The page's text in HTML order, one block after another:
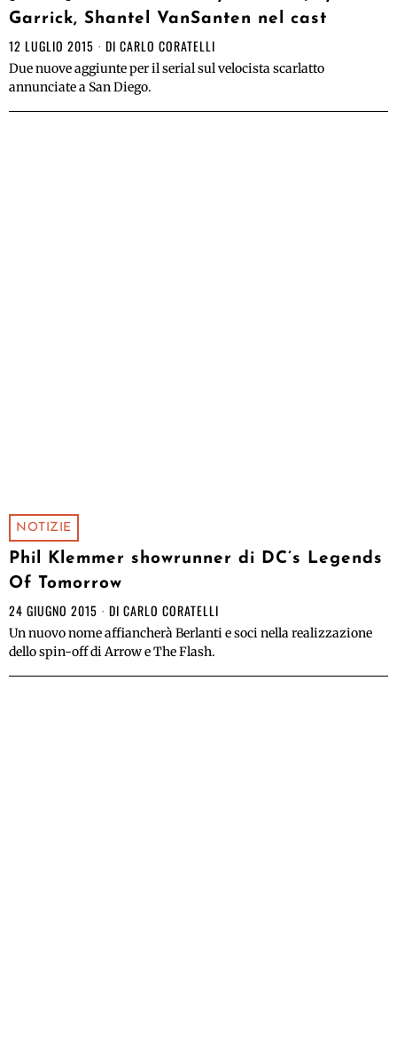
Garrick, Shantel VanSanten nel cast
12 LUGLIO 2015 DI CARLO CORATELLI
Due nuove aggiunte per il serial sul velocista scarlatto
annunciate a San Diego.
NOTIZIE
Phil Klemmer showrunner di DC’s Legends
Of Tomorrow
24 GIUGNO 2015 DI CARLO CORATELLI
Un nuovo nome affiancherà Berlanti e soci nella realizzazione
dello spin-off di Arrow e The Flash.